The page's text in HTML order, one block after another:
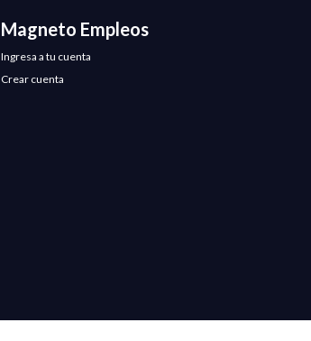
Magneto Empleos
Ingresa a tu cuenta
Crear cuenta